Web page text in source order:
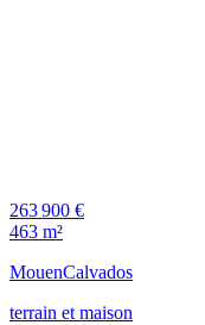
263 900 €
463 m²
MouenCalvados
terrain et maison